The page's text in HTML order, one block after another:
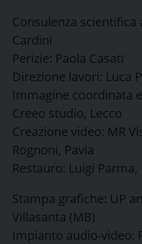
Consulenza scientifica
Cardini
Perizie: Paola Casati
Direzione lavori: Luca
Immagine coordinata
Creeo studio, Lecco
Creazione video: MR
Rognoni, Pavia
Restauro: Luigi
Stampa grafiche: UP
Villasanta (MB)
Impianto audio-video: